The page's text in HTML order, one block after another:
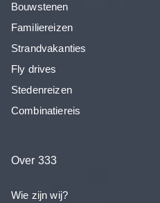
Bouwstenen
Familiereizen
Strandvakanties
Fly drives
Stedenreizen
Combinatiereis
Over 333
Wie zijn wij?